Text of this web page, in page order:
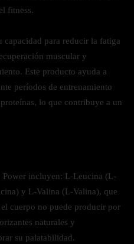
fitness.
para reducir la fatiga
muscular y
Este producto ayuda a
períodos de entrenamiento
lo que contribuye a un
incluyen: L-Leucina (L-
y L-Valina (L-Valina), que
cuerpo no puede producir por
naturales y
su palatabilidad.